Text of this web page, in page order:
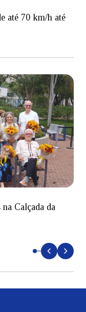
até 70 km/h até
Calçada da